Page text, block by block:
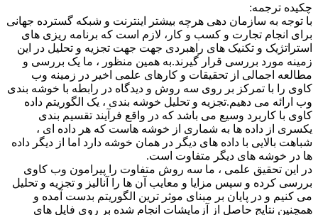
چکیده ترجمه:
با توجه به سازمان دهی هرچه بیشتر اینترنت و شبکه گسترده جهانی
برای انجام تجارت و کسب و کار، لازم است که برنامه ریزی های
استراتژیک و تکنیک های راهبردی جهت جهت تجزیه و تحلیل در این
زمینه مورد بررسی قرار گیرند.به همین منظور ، ما یک بررسی و
مطالعه اجمالی از تحقیقات و کارهای علمی اخیر در زمینه وب
کاوی را با تمرکز بر روی سه روش و دیدگاه در رابطه با خوشه بندی
وب ارائه می دهیم.تجزیه و تحلیل خوشه بندی ، یک الگوریتم داده
کاوی با کاربرد وسیع می باشد که در واقع فرآیند تقسیم بندی
یکسری از داده ها به شماری از خوشه هاست که هر داده ای ،
شباهت بالایی با داده های دیگر در همان خوشه دارد اما از دیگر داده
ها در خوشه های دیگر متفاوت است.
در این تحقیق علمی ، ما سه روش متفاوت را پیرامون وب کاوی
بررسی کرده و سپس مزایا و معایب آن ها را آنالیز و تجزیه و تحلیل
می کنیم و در پایان بر مبنای موثر ترین الگوریتم بدست آمده و
همچنین نتایج حاصل از آزمایشات انجام شده بر روی فایل های